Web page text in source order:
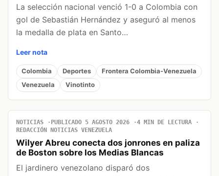
La selección nacional venció 1-0 a Colombia con
gol de Sebastián Hernández y aseguró al menos
la medalla de plata en Santo…
Leer nota
Colombia Deportes
Frontera Colombia-Venezuela
Venezuela
Vinotinto
NOTICIAS PUBLICADO 5 AGOSTO 2026
4 MIN DE LECTURA
REDACCIÓN NOTICIAS VENEZUELA
Wilyer Abreu conecta dos jonrones en paliza
de Boston sobre los Medias Blancas
El jardinero venezolano disparó dos